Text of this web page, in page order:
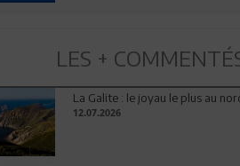
LES +
La Galite : le joyau le plus au
12.07.2026